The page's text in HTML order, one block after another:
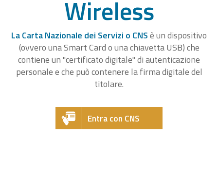
Wireless
La Carta Nazionale dei Servizi o CNSè un dispositivo
(ovvero una Smart Card o una chiavetta USB) che
contiene un "certificato digitale" di autenticazione
personale e che può contenere la firma digitale del
titolare.
Entra con CNS